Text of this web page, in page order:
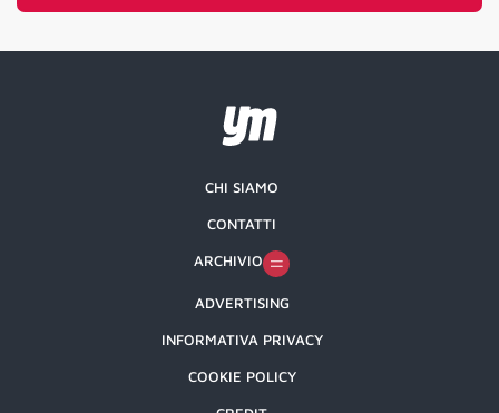
CHI SIAMO
CONTATTI
ARCHIVIO
ADVERTISING
INFORMATIVA PRIVACY
COOKIE POLICY